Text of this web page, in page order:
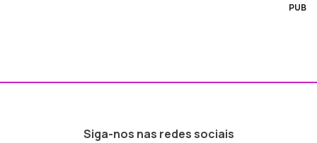
PUB
Siga-nos nas redes sociais